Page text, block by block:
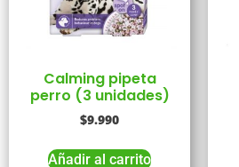
Calming pipeta
perro (3 unidades)
$9.990
Añadir al carrito